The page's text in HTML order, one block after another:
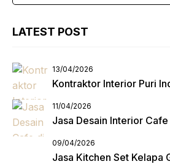
LATEST POST
13/04/2026
Kontraktor Interior Puri
11/04/2026
Jasa Desain Interior
09/04/2026
Jasa Kitchen Set Kelapa